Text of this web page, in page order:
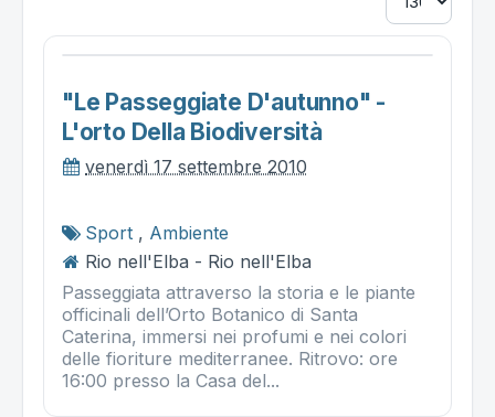
"le Passeggiate D'autunno" -
L'orto Della Biodiversità
venerdì 17 settembre 2010
Sport , Ambiente
Rio nell'Elba - Rio nell'Elba
Passeggiata attraverso la storia e le piante
officinali dell’Orto Botanico di Santa
Caterina, immersi nei profumi e nei colori
delle fioriture mediterranee. Ritrovo: ore
16:00 presso la Casa del...